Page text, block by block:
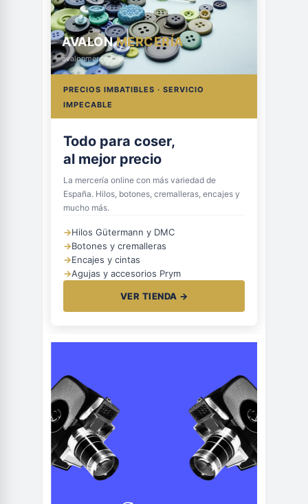
AVALONMERCERÍA
avalonmerceria.es
PRECIOS IMBATIBLES · SERVICIO
IMPECABLE
Todo para coser,
al mejor precio
La mercería online con más variedad de
España. Hilos, botones, cremalleras, encajes y
mucho más.
→Hilos Gütermann y DMC
→Botones y cremalleras
→Encajes y cintas
→Agujas y accesorios Prym
VER TIENDA →